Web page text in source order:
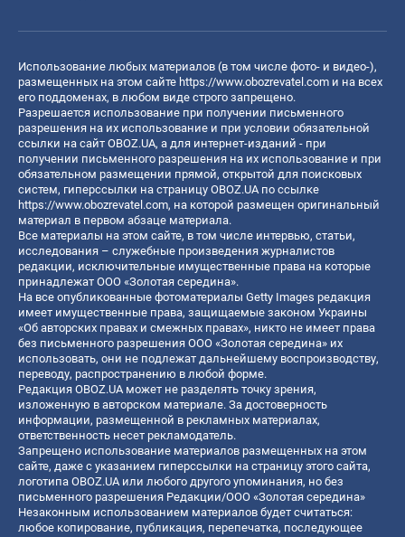
Использование любых материалов (в том числе фото- и видео-),
размещенных на этом сайте https://www.obozrevatel.com и на всех
его поддоменах, в любом виде строго запрещено.
Разрешается использование при получении письменного
разрешения на их использование и при условии обязательной
ссылки на сайт OBOZ.UA, а для интернет-изданий - при
получении письменного разрешения на их использование и при
обязательном размещении прямой, открытой для поисковых
систем, гиперссылки на страницу OBOZ.UA по ссылке
https://www.obozrevatel.com, на которой размещен оригинальный
материал в первом абзаце материала.
Все материалы на этом сайте, в том числе интервью, статьи,
исследования – служебные произведения журналистов
редакции, исключительные имущественные права на которые
принадлежат ООО «Золотая середина».
На все опубликованные фотоматериалы Getty Images редакция
имеет имущественные права, защищаемые законом Украины
«Об авторских правах и смежных правах», никто не имеет права
без письменного разрешения ООО «Золотая середина» их
использовать, они не подлежат дальнейшему воспроизводству,
переводу, распространению в любой форме.
Редакция OBOZ.UA может не разделять точку зрения,
изложенную в авторском материале. За достоверность
информации, размещенной в рекламных материалах,
ответственность несет рекламодатель.
Запрещено использование материалов размещенных на этом
сайте, даже с указанием гиперссылки на страницу этого сайта,
логотипа OBOZ.UA или любого другого упоминания, но без
письменного разрешения Редакции/ООО «Золотая середина»
Незаконным использованием материалов будет считаться:
любое копирование, публикация, перепечатка, последующее